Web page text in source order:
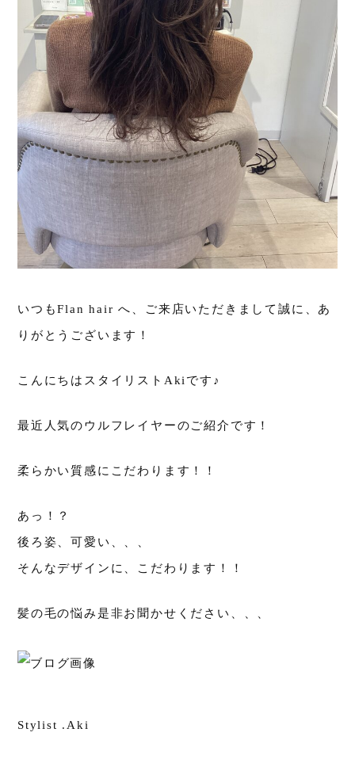
いつもFlan hair へ、ご来店いただきまして誠に、あ
りがとうございます！
こんにちはスタイリストAkiです♪
最近人気のウルフレイヤーのご紹介です！
柔らかい質感にこだわります！！
あっ！？
後ろ姿、可愛い、、、
そんなデザインに、こだわります！！
髪の毛の悩み是非お聞かせください、、、
Stylist .Aki